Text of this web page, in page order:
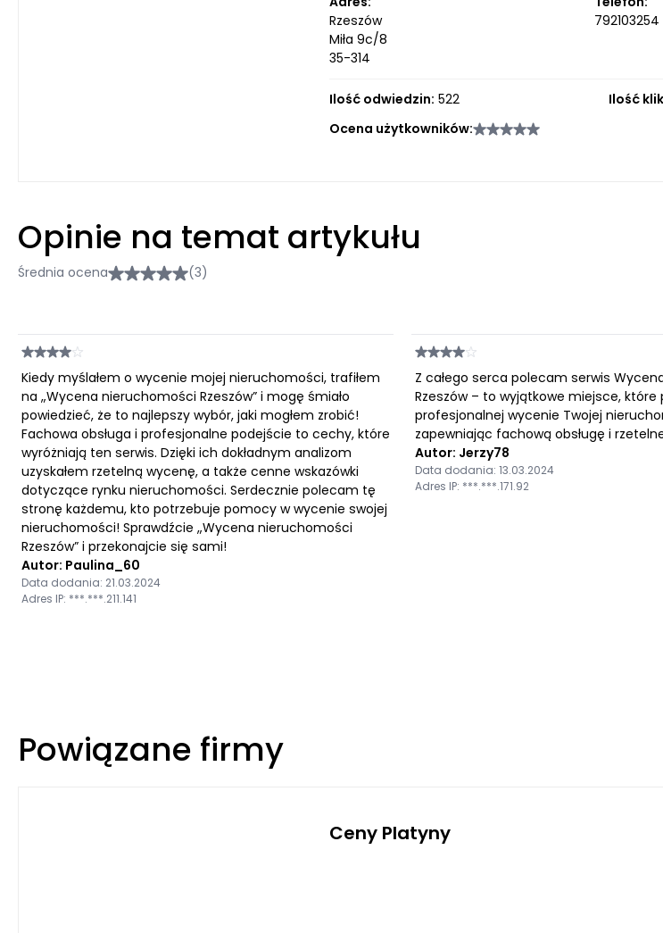
Rzeszów
Miła 9c/8
35-314
792103254
Ilość odwiedzin: 522 Ilość
Ocena użytkowników:
Opinie na temat artykułu
Średnia ocena (3)
Kiedy myślałem o wycenie mojej nieruchomości, trafiłem
na „Wycena nieruchomości Rzeszów” i mogę śmiało
powiedzieć, że to najlepszy wybór, jaki mogłem zrobić!
Fachowa obsługa i profesjonalne podejście to cechy, które
wyróżniają ten serwis. Dzięki ich dokładnym analizom
uzyskałem rzetelną wycenę, a także cenne wskazówki
dotyczące rynku nieruchomości. Serdecznie polecam tę
stronę każdemu, kto potrzebuje pomocy w wycenie swojej
nieruchomości! Sprawdźcie „Wycena nieruchomości
Rzeszów” i przekonajcie się sami!
Autor: Paulina_60
Data dodania: 21.03.2024
Adres IP: ***.***.211.141
Z całego serca polecam serwis
Rzeszów – to wyjątkowe miejsce, które
profesjonalnej wycenie Twojej
zapewniając fachową obsługę i
Autor: Jerzy78
Data dodania: 13.03.2024
Adres IP: ***.***.171.92
Powiązane firmy
Ceny Platyny